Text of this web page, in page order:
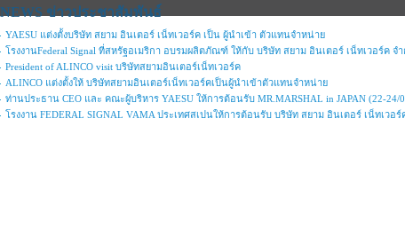
NEWS ข่าวประชาสัมพันธ์
YAESU แต่งตั้งบริษัท สยาม อินเตอร์ เน็ทเวอร์ค เป็น ผู้นำเข้า ตัวแทนจำหน่าย
โรงงานFederal Signal ที่สหรัฐอเมริกา อบรมผลิตภัณฑ์ ให้กับ บริษัท สยาม อินเตอร์ เน็ทเวอร์ค จ
President of ALINCO visit บริษัทสยามอินเตอร์เน็ทเวอร์ค
ALINCO แต่งตั้งให้ บริษัทสยามอินเตอร์เน็ทเวอร์คเป็นผู้นำเข้าตัวแทนจำหน่าย
ท่านประธาน CEO และ คณะผู้บริหาร YAESU ให้การต้อนรับ MR.MARSHAL in JAPAN (22-24/
โรงงาน FEDERAL SIGNAL VAMA ประเทศสเปนให้การต้อนรับ บริษัท สยาม อินเตอร์ เน็ทเวอร์